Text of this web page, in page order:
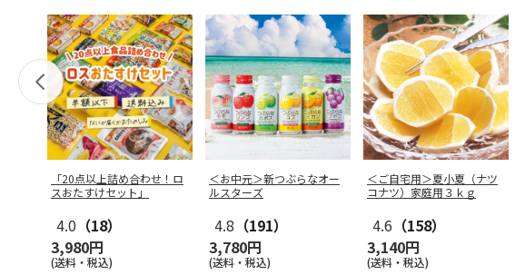
「20点以上詰め合わせ！ロ
スおたすけセット」
4.0 （18）
3,980円
(送料・税込)
＜お中元＞新つぶらなオー
ルスターズ
4.8 （191）
3,780円
(送料・税込)
＜ご自宅用＞夏小夏（ナツ
コナツ）家庭用３ｋｇ
4.6 （158）
3,140円
(送料・税込)